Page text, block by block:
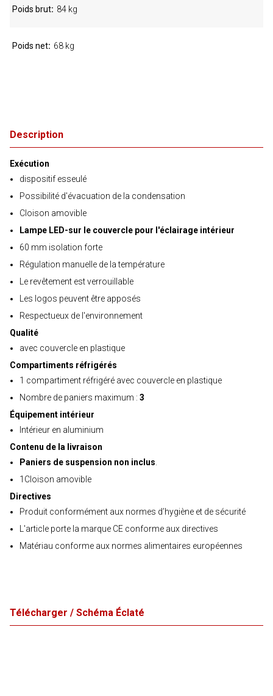
Description
Exécution
dispositif esseulé
Possibilité d'évacuation de la condensation
Cloison amovible
Lampe LED-sur le couvercle pour l'éclairage intérieur
60 mm isolation forte
Régulation manuelle de la température
Le revêtement est verrouillable
Les logos peuvent être apposés
Respectueux de l'environnement
Qualité
avec couvercle en plastique
Compartiments réfrigérés
1 compartiment réfrigéré avec couvercle en plastique
Nombre de paniers maximum : 3
Équipement intérieur
Intérieur en aluminium
Contenu de la livraison
Paniers de suspension non inclus
1Cloison amovible
Directives
Produit conformément aux normes d’hygiène et de sécurité
L'article porte la marque CE conforme aux directives
Matériau conforme aux normes alimentaires européennes
Poids brut 84 kg
Poids net 68 kg
Télécharger / Schéma Éclaté